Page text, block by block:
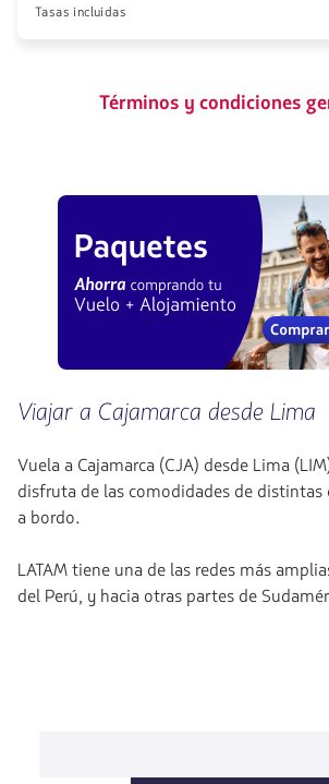
Tasas incluidas
Términos y condiciones
Viajar a Cajamarca desde Lima
Vuela a Cajamarca (CJA) desde Lima
disfruta de las comodidades de distintas
a bordo.
LATAM tiene una de las redes más
del Perú, y hacia otras partes de